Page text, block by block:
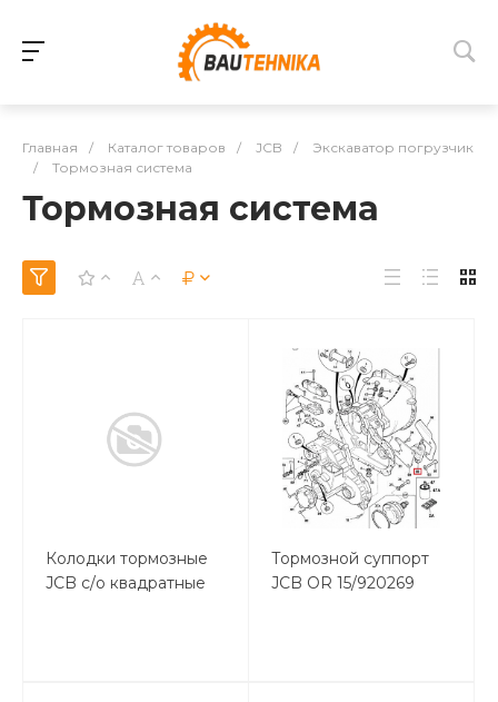
Главная / Каталог товаров / JCB /
Экскаватор погрузчик
/
Тормозная система
Тормозная система
Колодки тормозные
JCB с/о квадратные
Тормозной суппорт
JCB OR 15/920269